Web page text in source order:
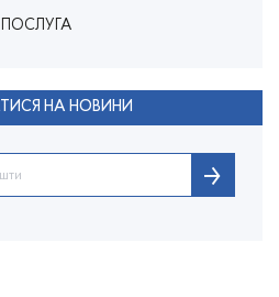
ПОСЛУГА
НА НОВИНИ